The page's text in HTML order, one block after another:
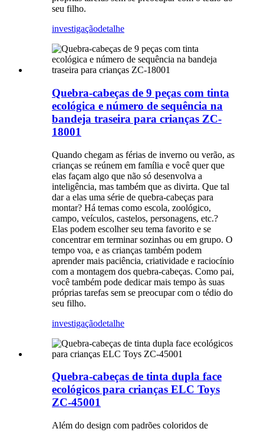
seu filho.
investigaçãodetalhe
Quebra-cabeças de 9 peças com tinta
ecológica e número de sequência na
bandeja traseira para crianças ZC-
18001
Quando chegam as férias de inverno ou verão, as
crianças se reúnem em família e você quer que
elas façam algo que não só desenvolva a
inteligência, mas também que as divirta. Que tal
dar a elas uma série de quebra-cabeças para
montar? Há temas como escola, zoológico,
campo, veículos, castelos, personagens, etc.?
Elas podem escolher seu tema favorito e se
concentrar em terminar sozinhas ou em grupo. O
tempo voa, e as crianças também podem
aprender mais paciência, criatividade e raciocínio
com a montagem dos quebra-cabeças. Como pai,
você também pode dedicar mais tempo às suas
próprias tarefas sem se preocupar com o tédio do
seu filho.
investigaçãodetalhe
Quebra-cabeças de tinta dupla face
ecológicos para crianças ELC Toys
ZC-45001
Além do design com padrões coloridos de